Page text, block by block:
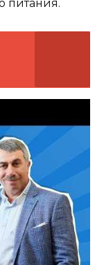
питания.